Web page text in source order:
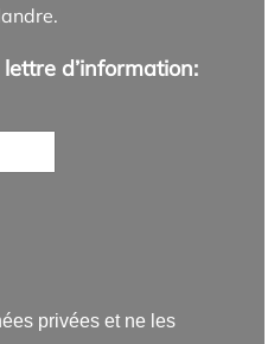
d’information:
privées et ne les